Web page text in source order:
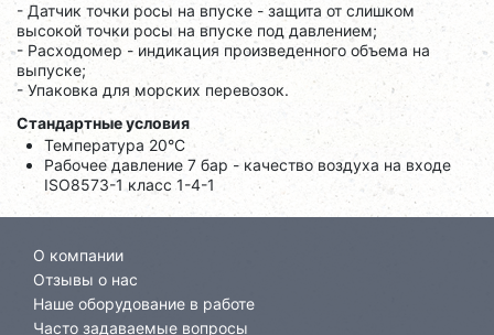
- Датчик точки росы на впуске - защита от слишком
высокой точки росы на впуске под давлением;
- Расходомер - индикация произведенного объема на
выпуске;
- Упаковка для морских перевозок.
Стандартные условия
Температура 20°C
Рабочее давление 7 бар - качество воздуха на входе
ISO8573-1 класс 1-4-1
О компании
Отзывы о нас
Наше оборудование в работе
Часто задаваемые вопросы